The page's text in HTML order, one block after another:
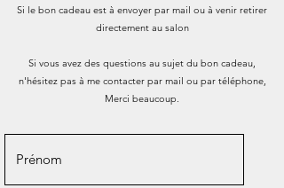
Si le bon cadeau est à envoyer par mail ou à venir retirer
directement au salon
Si vous avez des questions au sujet du bon cadeau,
n'hésitez pas à me contacter par mail ou par téléphone,
Merci beaucoup.